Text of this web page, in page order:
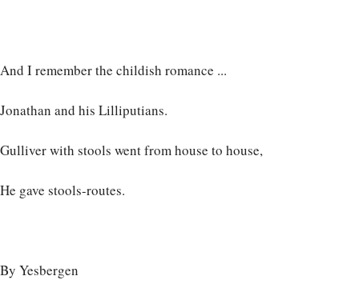
And I remember the childish romance ...
Jonathan and his Lilliputians.
Gulliver with stools went from house to house,
He gave stools-routes.
By Yesbergen